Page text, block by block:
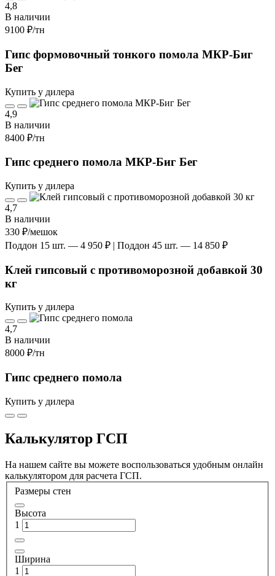
4,8
В наличии
9100 ₽/тн
Гипс формовочный тонкого помола МКР-Биг
Бег
Купить у дилера
4,9
В наличии
8400 ₽/тн
Гипс среднего помола МКР-Биг Бег
Купить у дилера
4,7
В наличии
330 ₽/мешок
Поддон 15 шт. — 4 950 ₽ | Поддон 45 шт. — 14 850 ₽
Клей гипсовый с противоморозной добавкой 30
кг
Купить у дилера
4,7
В наличии
8000 ₽/тн
Гипс среднего помола
Купить у дилера
Калькулятор ГСП
На нашем сайте вы можете воспользоваться удобным онлайн
калькулятором для расчета ГСП.
Размеры стен
Высота
1
Ширина
1